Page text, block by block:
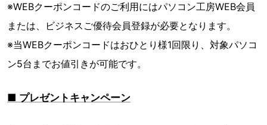
※WEBクーポンコードのご利用にはパソコン工房WEB会員
または、ビジネスご優待会員登録が必要となります。
※当WEBクーポンコードはおひとり様1回限り、対象パソコ
ン5台までお値引きが可能です。
■ プレゼントキャンペーン